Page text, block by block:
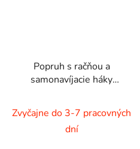
Popruh s račňou a
samonavíjacie háky
WAY
Zvyčajne do 3-7 pracovných
dní